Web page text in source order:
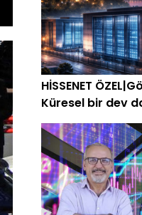
HİSSENET
Küresel bir dev
kurabilir